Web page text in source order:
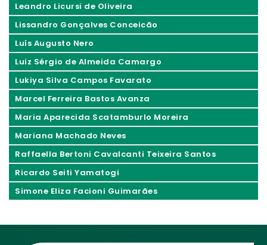
Leandro Licursi de Oliveira
Lissandro Gonçalves Conceicão
Luís Augusto Nero
Luiz Sérgio de Almeida Camargo
Lukiya Silva Campos Favarato
Marcel Ferreira Bastos Avanza
Maria Aparecida Scatamburlo Moreira
Mariana Machado Neves
Raffaella Bertoni Cavalcanti Teixeira Santos
Ricardo Seiti Yamatogi
Simone Eliza Facioni Guimarães